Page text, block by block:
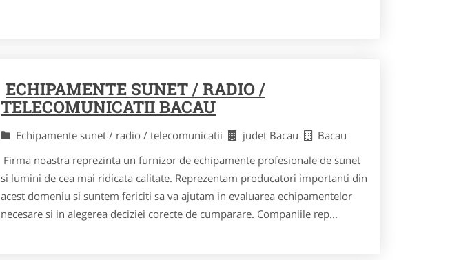
ECHIPAMENTE SUNET / RADIO /
TELECOMUNICATII BACAU
Echipamente sunet / radio / telecomunicatii judet Bacau
Bacau
Firma noastra reprezinta un furnizor de echipamente profesionale de sunet
si lumini de cea mai ridicata calitate. Reprezentam producatori importanti din
acest domeniu si suntem fericiti sa va ajutam in evaluarea echipamentelor
necesare si in alegerea deciziei corecte de cumparare. Companiile rep...